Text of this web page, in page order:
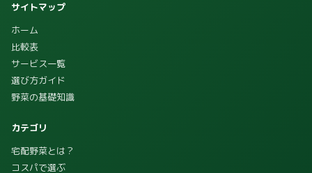
サイトマップ
ホーム
比較表
サービス一覧
選び方ガイド
野菜の基礎知識
カテゴリ
宅配野菜とは？
コスパで選ぶ